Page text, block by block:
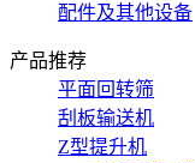
配件及其他设备
产品推荐
平面回转筛
刮板输送机
Z型提升机